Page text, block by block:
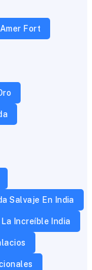
Amer Fort
Salvaje En India
Increíble India